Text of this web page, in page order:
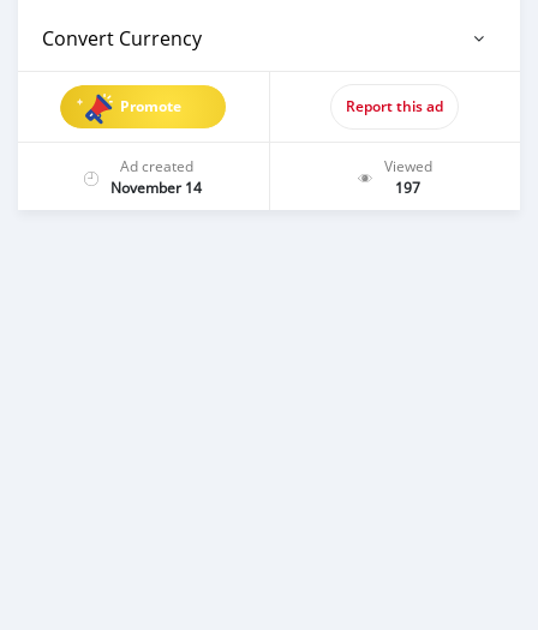
Convert Currency
Promote Report this ad
Ad created
November 14
Viewed
197